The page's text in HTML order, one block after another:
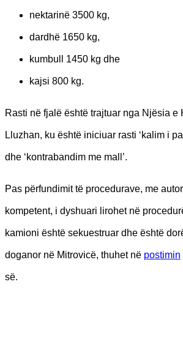
nektarinë 3500 kg,
dardhë 1650 kg,
kumbull 1450 kg dhe
kajsi 800 kg.
Rasti në fjalë është trajtuar nga Njësia e
Lluzhan, ku është iniciuar rasti ‘kalim i
dhe ‘kontrabandim me mall’.
Pas përfundimit të procedurave, me
kompetent, i dyshuari lirohet në
kamioni është sekuestruar dhe është
doganor në Mitrovicë, thuhet në postimin
së.